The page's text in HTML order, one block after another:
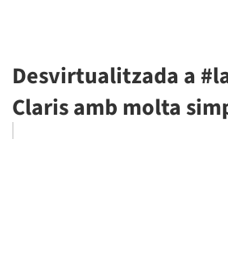
Desvirtualitzada a
Claris amb molta